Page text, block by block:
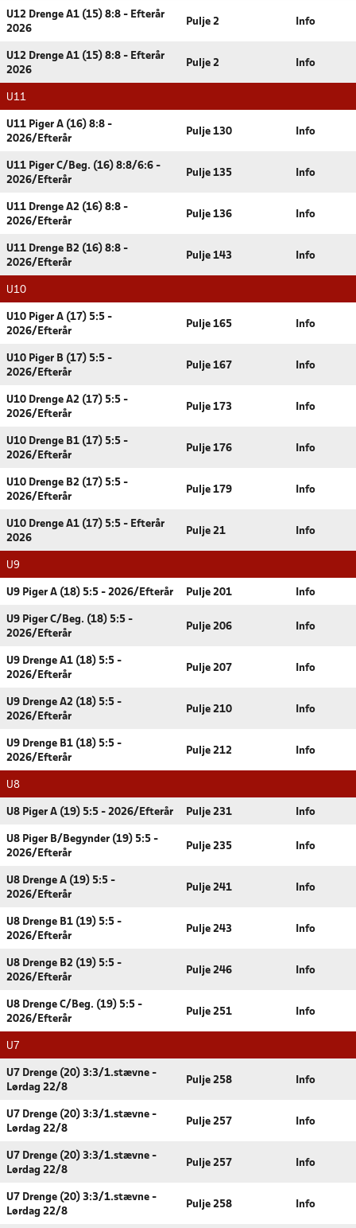
U12 Drenge A1 (15) 8:8 - Efterår
2026
Pulje 2 Info
U12 Drenge A1 (15) 8:8 - Efterår
2026
Pulje 2 Info
U11
U11 Piger A (16) 8:8 -
2026/Efterår
Pulje 130 Info
U11 Piger C/Beg. (16) 8:8/6:6 -
2026/Efterår
Pulje 135 Info
U11 Drenge A2 (16) 8:8 -
2026/Efterår
Pulje 136 Info
U11 Drenge B2 (16) 8:8 -
2026/Efterår
Pulje 143 Info
U10
U10 Piger A (17) 5:5 -
2026/Efterår
Pulje 165 Info
U10 Piger B (17) 5:5 -
2026/Efterår
Pulje 167 Info
U10 Drenge A2 (17) 5:5 -
2026/Efterår
Pulje 173 Info
U10 Drenge B1 (17) 5:5 -
2026/Efterår
Pulje 176 Info
U10 Drenge B2 (17) 5:5 -
2026/Efterår
Pulje 179 Info
U10 Drenge A1 (17) 5:5 - Efterår
2026
Pulje 21 Info
U9
U9 Piger A (18) 5:5 - 2026/Efterår Pulje 201 Info
U9 Piger C/Beg. (18) 5:5 -
2026/Efterår
Pulje 206 Info
U9 Drenge A1 (18) 5:5 -
2026/Efterår
Pulje 207 Info
U9 Drenge A2 (18) 5:5 -
2026/Efterår
Pulje 210 Info
U9 Drenge B1 (18) 5:5 -
2026/Efterår
Pulje 212 Info
U8
U8 Piger A (19) 5:5 - 2026/Efterår Pulje 231 Info
U8 Piger B/Begynder (19) 5:5 -
2026/Efterår
Pulje 235 Info
U8 Drenge A (19) 5:5 -
2026/Efterår
Pulje 241 Info
U8 Drenge B1 (19) 5:5 -
2026/Efterår
Pulje 243 Info
U8 Drenge B2 (19) 5:5 -
2026/Efterår
Pulje 246 Info
U8 Drenge C/Beg. (19) 5:5 -
2026/Efterår
Pulje 251 Info
U7
U7 Drenge (20) 3:3/1.stævne -
Lørdag 22/8
Pulje 258 Info
U7 Drenge (20) 3:3/1.stævne -
Lørdag 22/8
Pulje 257 Info
U7 Drenge (20) 3:3/1.stævne -
Lørdag 22/8
Pulje 257 Info
U7 Drenge (20) 3:3/1.stævne -
Lørdag 22/8
Pulje 258 Info